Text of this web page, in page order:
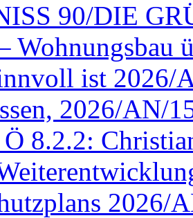
90/DIE
Wohnungsbau
ist 2026/
2026/AN/
8.2.2:
2026/